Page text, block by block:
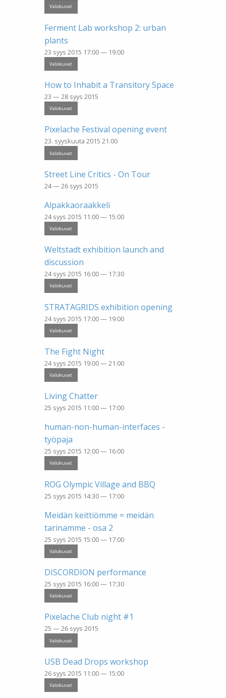
Valokuvat
Ferment Lab workshop 2: urban
plants
23 syys 2015 17:00 — 19:00
Valokuvat
How to Inhabit a Transitory Space
23 — 28 syys 2015
Valokuvat
Pixelache Festival opening event
23. syyskuuta 2015 21.00
Valokuvat
Street Line Critics - On Tour
24 — 26 syys 2015
Alpakkaoraakkeli
24 syys 2015 11:00 — 15:00
Valokuvat
Weltstadt exhibition launch and
discussion
24 syys 2015 16:00 — 17:30
Valokuvat
STRATAGRIDS exhibition opening
24 syys 2015 17:00 — 19:00
Valokuvat
The Fight Night
24 syys 2015 19:00 — 21:00
Valokuvat
Living Chatter
25 syys 2015 11:00 — 17:00
human-non-human-interfaces -
työpaja
25 syys 2015 12:00 — 16:00
Valokuvat
ROG Olympic Village and BBQ
25 syys 2015 14:30 — 17:00
Meidän keittiömme = meidän
tarinamme - osa 2
25 syys 2015 15:00 — 17:00
Valokuvat
DISCORDION performance
25 syys 2015 16:00 — 17:30
Valokuvat
Pixelache Club night #1
25 — 26 syys 2015
Valokuvat
USB Dead Drops workshop
26 syys 2015 11:00 — 15:00
Valokuvat